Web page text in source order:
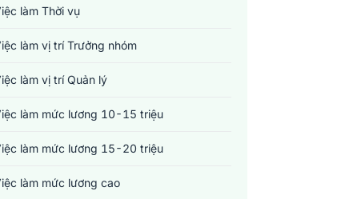
làm Thời vụ
làm vị trí Trưởng nhóm
làm vị trí Quản lý
làm mức lương 10-15 triệu
làm mức lương 15-20 triệu
làm mức lương cao